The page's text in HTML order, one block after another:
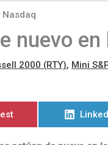
nuevo
2000 (RTY), Mini